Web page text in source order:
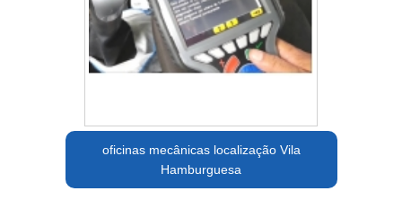
oficinas mecânicas localização Vila
Hamburguesa